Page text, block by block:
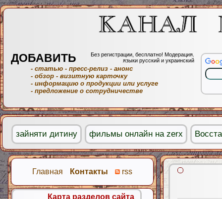
Главная Контакты rss
Карта разделов сайта
ДОБАВИТЬ
Без регистрации, бесплатно! Модерация.
языки русский и украинский
- статью - пресс-релиз - анонс
- обзор - визитную карточку
- информацию о продукции или услуге
- предложение о сотрудничестве
зайняти дитину фильмы онлайн на zerx